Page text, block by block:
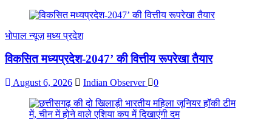
भोपाल न्यूज़ मध्य प्रदेश
विकसित मध्यप्रदेश-2047’ की वित्तीय रूपरेखा तैयार
August 6, 2026 Indian Observer 0